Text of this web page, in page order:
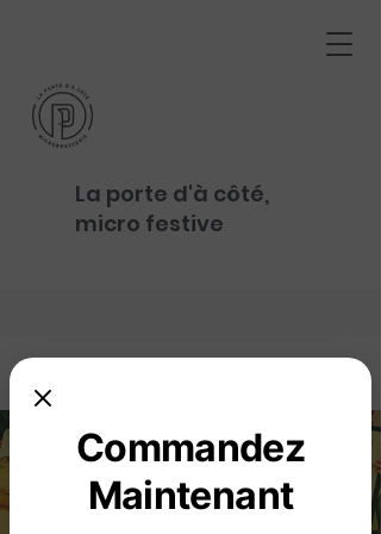
La porte d'à côté,
micro festive
Commandez
Maintenant